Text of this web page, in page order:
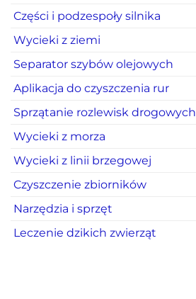
Części i podzespoły silnika
Wycieki z ziemi
Separator szybów olejowych
Aplikacja do czyszczenia rur
Sprzątanie rozlewisk drogowych
Wycieki z morza
Wycieki z linii brzegowej
Czyszczenie zbiorników
Narzędzia i sprzęt
Leczenie dzikich zwierząt